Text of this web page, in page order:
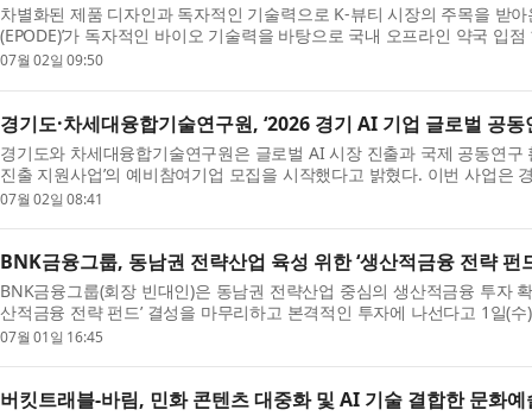
차별화된 제품 디자인과 독자적인 기술력으로 K-뷰티 시장의 주목을 받
(EPODE)’가 독자적인 바이오 기술력을 바탕으로 국내 오프라인 약국 입
밝혔다....
07월 02일 09:50
경기도·차세대융합기술연구원, ‘2026 경기 AI 기업 글로벌 공
경기도와 차세대융합기술연구원은 글로벌 AI 시장 진출과 국제 공동연구
진출 지원사업’의 예비참여기업 모집을 시작했다고 밝혔다. 이번 사업은
강...
07월 02일 08:41
BNK금융그룹, 동남권 전략산업 육성 위한 ‘생산적금융 전략 펀
BNK금융그룹(회장 빈대인)은 동남권 전략산업 중심의 생산적금융 투자
산적금융 전략 펀드’ 결성을 마무리하고 본격적인 투자에 나선다고 1일(
동남...
07월 01일 16:45
버킷트래블-바림, 민화 콘텐츠 대중화 및 AI 기술 결합한 문화